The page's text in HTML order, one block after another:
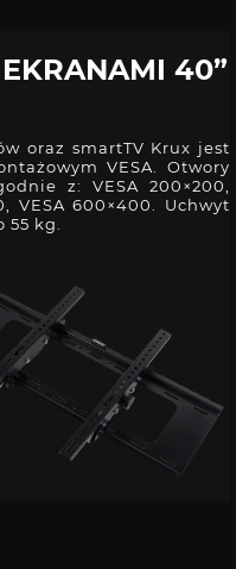
40”
oraz smartTV Krux jest
VESA. Otwory
z: VESA 200×200,
VESA 600×400. Uchwyt
55 kg.